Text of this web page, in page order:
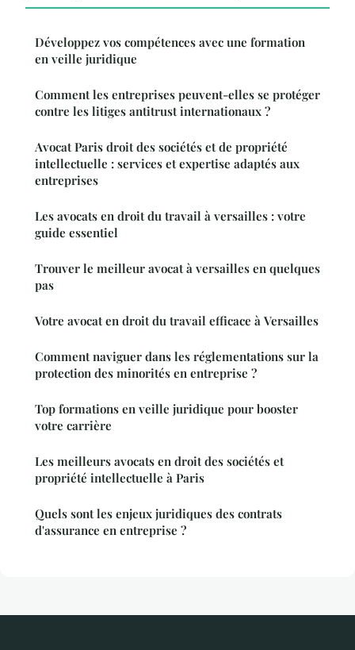
Développez vos compétences avec une formation
en veille juridique
Comment les entreprises peuvent-elles se protéger
contre les litiges antitrust internationaux ?
Avocat Paris droit des sociétés et de propriété
intellectuelle : services et expertise adaptés aux
entreprises
Les avocats en droit du travail à versailles : votre
guide essentiel
Trouver le meilleur avocat à versailles en quelques
pas
Votre avocat en droit du travail efficace à Versailles
Comment naviguer dans les réglementations sur la
protection des minorités en entreprise ?
Top formations en veille juridique pour booster
votre carrière
Les meilleurs avocats en droit des sociétés et
propriété intellectuelle à Paris
Quels sont les enjeux juridiques des contrats
d'assurance en entreprise ?